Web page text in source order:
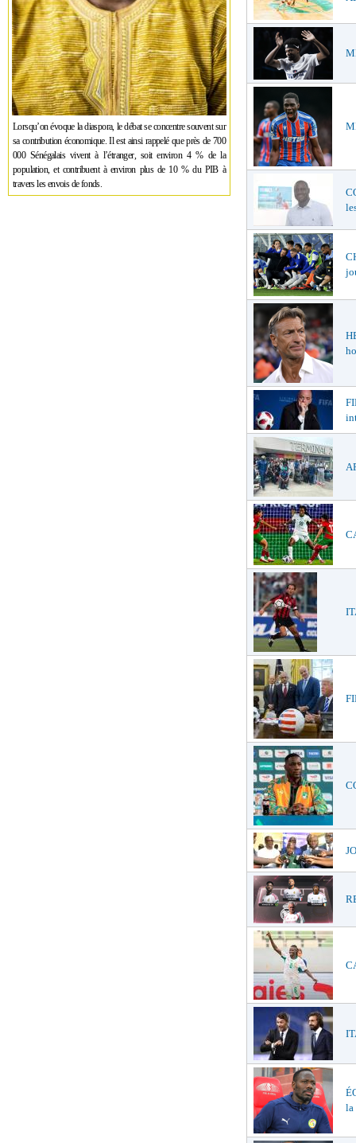
Lorsqu’on évoque la diaspora, le débat se concentre souvent sur
sa contribution économique. Il est ainsi rappelé que près de 700
000 Sénégalais vivent à l’étranger, soit environ 4 % de la
population, et contribuent à environ plus de 10 % du PIB à
travers les envois de fonds.
la